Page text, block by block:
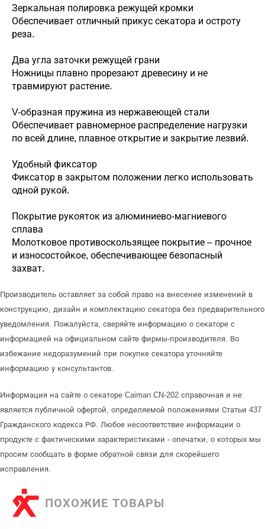
Зеркальная полировка режущей кромки
Обеспечивает отличный прикус секатора и остроту
реза.
Два угла заточки режущей грани
Ножницы плавно прорезают древесину и не
травмируют растение.
V-образная пружина из нержавеющей стали
Обеспечивает равномерное распределение нагрузки
по всей длине, плавное открытие и закрытие лезвий.
Удобный фиксатор
Фиксатор в закрытом положении легко использовать
одной рукой.
Покрытие рукояток из алюминиево-магниевого
сплава
Молотковое противоскользящее покрытие – прочное
и износостойкое, обеспечивающее безопасный
захват.
Производитель оставляет за собой право на внесение изменений в
конструкцию, дизайн и комплектацию секатора без предварительного
уведомления. Пожалуйста, сверяйте информацию о секаторе с
информацией на официальном сайте фирмы-производителя. Во
избежание недоразумений при покупке секатора уточняйте
информацию у консультантов.
Информация на сайте о секаторе Caiman CN-202 справочная и не
является публичной офертой, определяемой положениями Статьи 437
Гражданского кодекса РФ. Любое несоответствие информации о
продукте с фактическими характеристиками - опечатки, о которых мы
просим сообщать в форме обратной связи для скорейшего
исправления.
ПОХОЖИЕ ТОВАРЫ